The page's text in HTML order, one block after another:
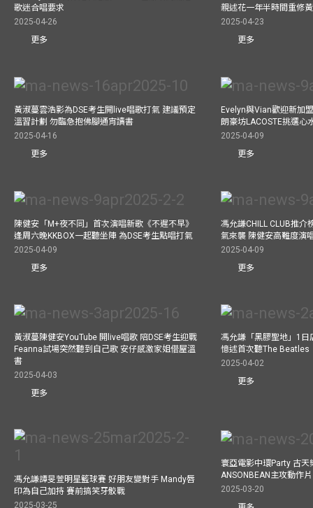
歌迷合唱要求
2025-04-26
更多
親述花一年半時間重修
2025-04-23
更多
黃淑蔓雲浩影為DSE考生開live唱歌打氣 建議預定
溫習計劃 勿臨急抱佛腳通宵讀書
2025-04-16
更多
Evelyn與Vian歡迎新加
朗豪坊LACOSTE挑選心
2025-04-09
更多
陳健安「M+夜不同」首次演唱新歌《不遲不早》
逢周六晚KKBOX一起聽坐陣 為DSE考生點唱打氣
2025-04-09
更多
馮允謙CHILL CLUB推介
氣來襲 陳健安高難度演
2025-04-09
更多
黃淑蔓陳健安YouTube 開live唱歌 陪DSE考生迎戰
Feanna試場突然聽到自己歌 安仔感激家姐借屋溫
書
2025-04-03
更多
馮允謙「黑膠聖地」1日
憶述首次聽The Beatles
2025-04-02
更多
馮允謙譚旻萱明星籃球賽 好朋友變對手 Mandy唇
印為自己加持 賽前搞笑牙骹戰
2025-03-25
寰亞電影中環Party 古
ANSONBEAN主攻動作
2025-03-20